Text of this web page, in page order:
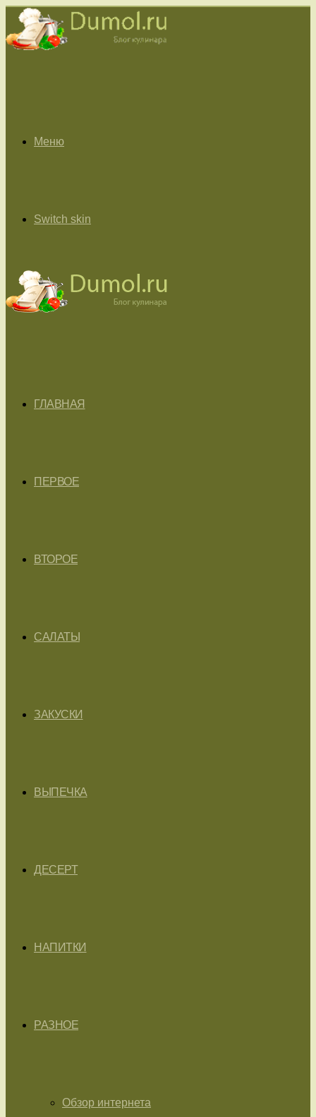
Меню
Switch skin
ГЛАВНАЯ
ПЕРВОЕ
ВТОРОЕ
САЛАТЫ
ЗАКУСКИ
ВЫПЕЧКА
ДЕСЕРТ
НАПИТКИ
РАЗНОЕ
Обзор интернета